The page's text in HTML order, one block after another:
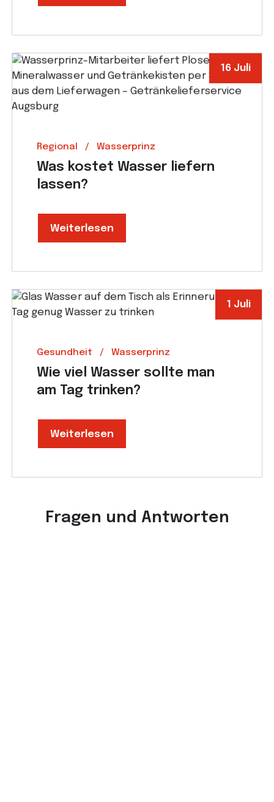
16 Juli
Regional Wasserprinz
Was kostet Wasser liefern
lassen?
Weiterlesen
1 Juli
Gesundheit Wasserprinz
Wie viel Wasser sollte man
am Tag trinken?
Weiterlesen
Fragen und Antworten